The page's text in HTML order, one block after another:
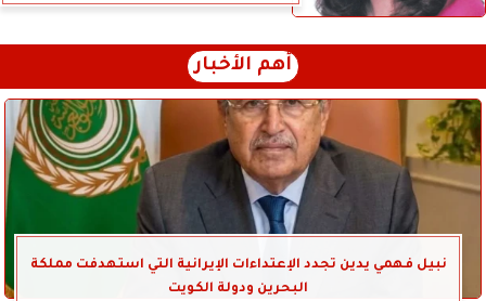
أهم الأخبار
نبيل فهمي يدين تجدد الإعتداءات الإيرانية التي استهدفت مملكة
البحرين ودولة الكويت